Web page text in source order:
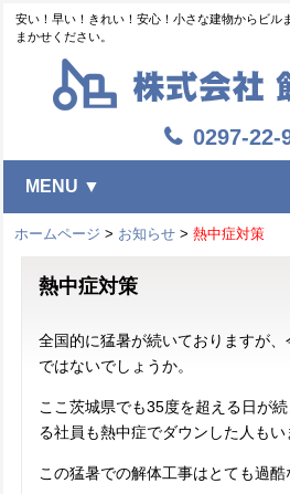
安い！早い！きれい！安心！小さな建物からビル
まかせください。
0297-22-
MENU ▼
ホームページ > お知らせ > 熱中症対策
熱中症対策
全国的に猛暑が続いておりますが、
ではないでしょうか。
ここ茨城県でも35度を超える日が
る社員も熱中症でダウンした人もい
この猛暑での解体工事はとても過酷